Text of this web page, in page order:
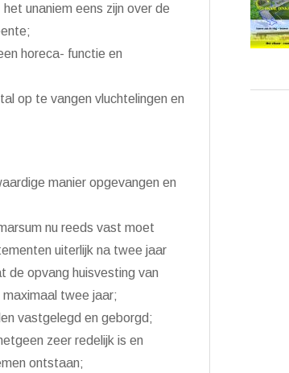
unaniem eens zijn over de
horeca- functie en
op te vangen vluchtelingen en
manier opgevangen en
nu reeds vast moet
uiterlijk na twee jaar
de opvang huisvesting van
twee jaar;
vastgelegd en geborgd;
zeer redelijk is en
ontstaan;